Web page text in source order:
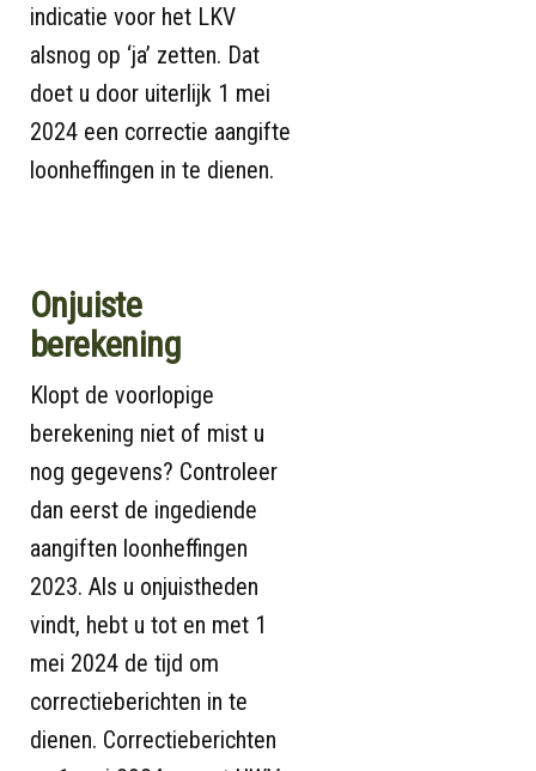
indicatie voor het LKV
alsnog op ‘ja’ zetten. Dat
doet u door uiterlijk 1 mei
2024 een correctie aangifte
loonheffingen in te dienen.
Onjuiste
berekening
Klopt de voorlopige
berekening niet of mist u
nog gegevens? Controleer
dan eerst de ingediende
aangiften loonheffingen
2023. Als u onjuistheden
vindt, hebt u tot en met 1
mei 2024 de tijd om
correctieberichten in te
dienen. Correctieberichten